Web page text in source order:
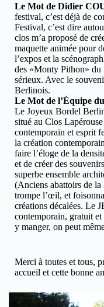
Le Mot de Didier
festival, c’est déjà de
Festival, c’est dire
clos m’a proposé de
maquette animée pour
l’expos et la
des «Monty Pithon» du
sérieux. Avec le
Berlinois.
Le Mot de l’Équipe
Le Joyeux Bordel
situé au Clos
contemporain et esprit
la création
faire l’éloge de la
et de créer des
superbe ensemble
(Anciens abattoirs de
trompe l’œil, et
créations décalées. Le
contemporain, gratuit
y manger, on peut
Merci à toutes et tous,
accueil et cette bonne